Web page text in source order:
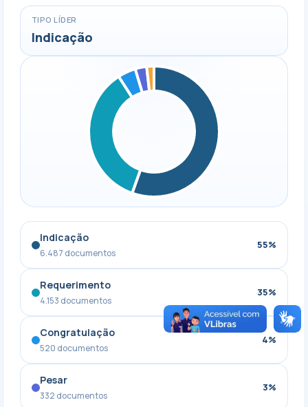
TIPO LÍDER
Indicação
Indicação
6.487 documentos
55%
Requerimento
4.153 documentos
35%
Congratulação
520 documentos
4%
Pesar
332 documentos
3%